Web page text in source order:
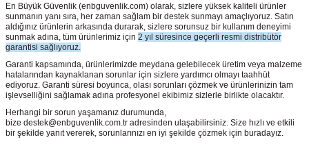
En Büyük Güvenlik (enbguvenlik.com) olarak, sizlere yüksek kaliteli ürünler
sunmanın yanı sıra, her zaman sağlam bir destek sunmayı amaçlıyoruz. Satın
aldığınız ürünlerin arkasında durarak, sizlere sorunsuz bir kullanım deneyimi
sunmak adına, tüm ürünlerimiz için 2 yıl süresince geçerli resmi distribütör
garantisi sağlıyoruz.
Garanti kapsamında, ürünlerimizde meydana gelebilecek üretim veya malzeme
hatalarından kaynaklanan sorunlar için sizlere yardımcı olmayı taahhüt
ediyoruz. Garanti süresi boyunca, olası sorunları çözmek ve ürünlerinizin tam
işlevselliğini sağlamak adına profesyonel ekibimiz sizlerle birlikte olacaktır.
Herhangi bir sorun yaşamanız durumunda,
bize destek@enbguvenlik.com.tr adresinden ulaşabilirsiniz. Size hızlı ve etkili
bir şekilde yanıt vererek, sorunlarınızı en iyi şekilde çözmek için buradayız.